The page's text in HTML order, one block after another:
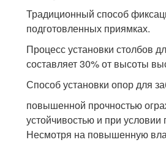
Традиционный способ
подготовленных приямках.
Процесс установки столбов
составляет 30% от высоты
Способ установки опор для
повышенной прочностью
устойчивостью и при
Несмотря на повышенную